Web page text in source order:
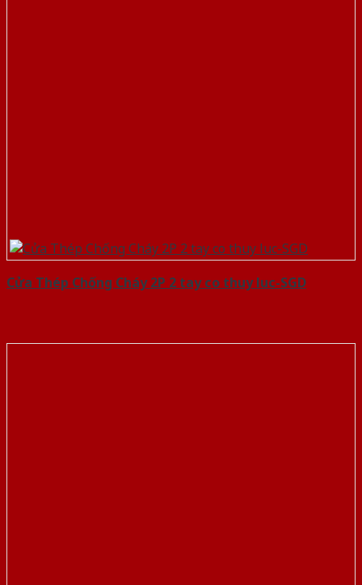
Cửa Thép Chống Cháy 2P 2 tay co thuy luc-SGD